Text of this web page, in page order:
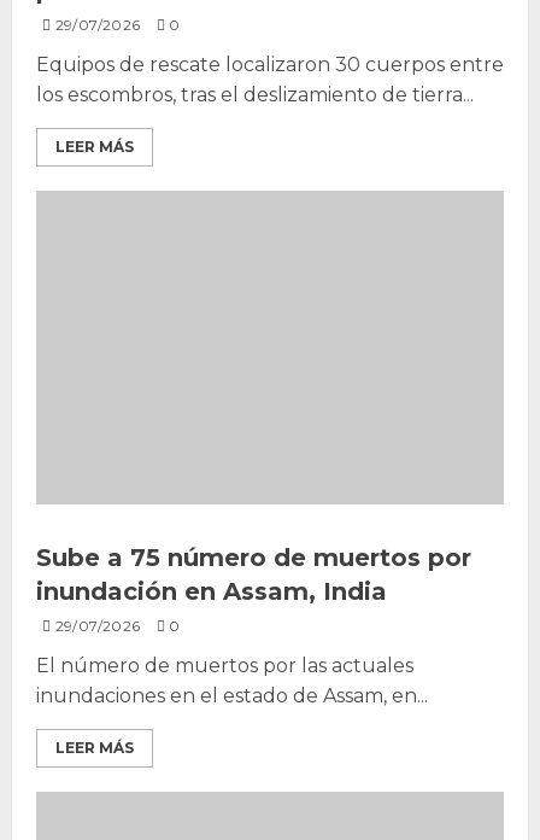
29/07/2026 0
Equipos de rescate localizaron 30 cuerpos entre
los escombros, tras el deslizamiento de tierra...
LEER MÁS
Sube a 75 número de muertos por
inundación en Assam, India
29/07/2026 0
El número de muertos por las actuales
inundaciones en el estado de Assam, en...
LEER MÁS